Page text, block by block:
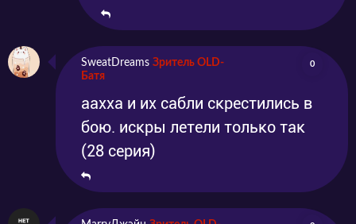
SweatDreams Зритель OLD-
Батя
0
аахха и их сабли скрестились в
бою. искры летели только так
(28 серия)